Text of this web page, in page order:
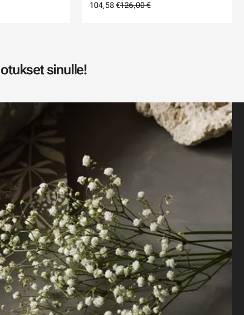
104,58 €126,00 €
sinulle!